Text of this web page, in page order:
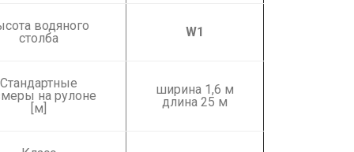
водяного
столба
W1
Стандартные
на рулоне
[м]
ширина 1,6 м
длина 25 м